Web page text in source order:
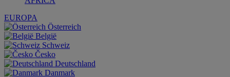
EUROPA
Österreich
België
Schweiz
Česko
Deutschland
Danmark